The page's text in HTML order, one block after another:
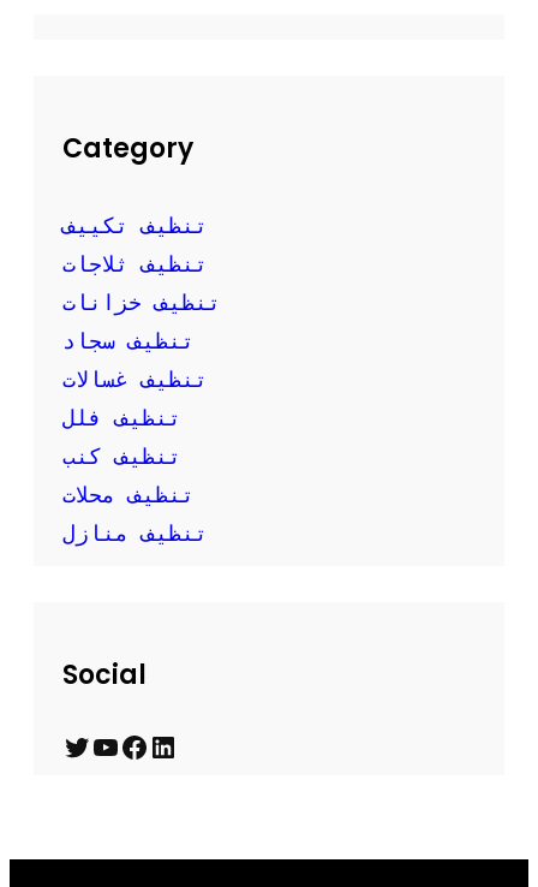
ي
ف
ن
ف
س
ك
Category
تنظيف تكييف
تنظيف ثلاجات
تنظيف خزانات
تنظيف سجاد
تنظيف غسالات
تنظيف فلل
تنظيف كنب
تنظيف محلات
تنظيف منازل
Social
T Y F L